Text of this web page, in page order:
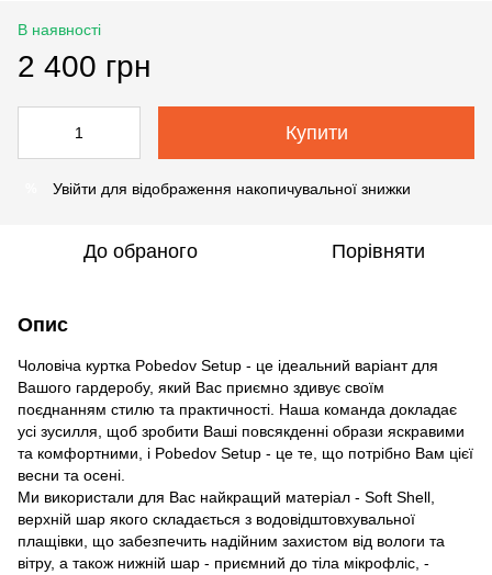
В наявності
2 400 грн
Купити
Увійти для відображення накопичувальної знижки
До обраного Порівняти
Опис
Чоловіча куртка Pobedov Setup - це ідеальний варіант для
Вашого гардеробу, який Вас приємно здивує своїм
поєднанням стилю та практичності. Наша команда докладає
усі зусилля, щоб зробити Ваші повсякденні образи яскравими
та комфортними, і Pobedov Setup - це те, що потрібно Вам цієї
весни та осені.
Ми використали для Вас найкращий матеріал - Soft Shell,
верхній шар якого складається з водовідштовхувальної
плащівки, що забезпечить надійним захистом від вологи та
вітру, а також нижній шар - приємний до тіла мікрофліс, -